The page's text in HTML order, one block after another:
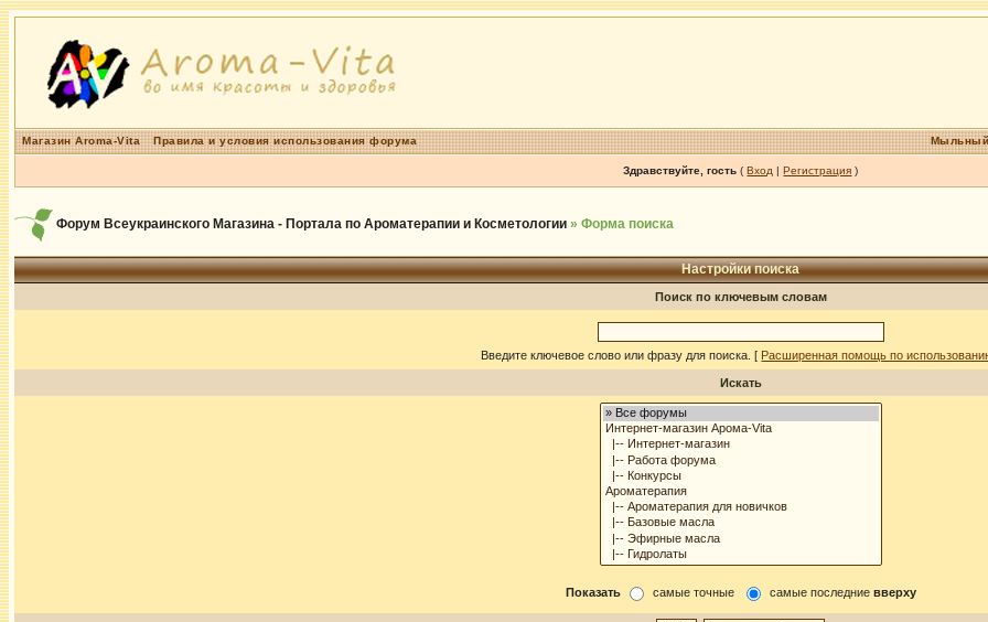
Магазин Aroma-Vita Правила и условия использования форума Мыльный
Здравствуйте, гость (Вход |Регистрация )
Форум Всеукраинского Магазина - Портала по Ароматерапии и Косметологии » Форма поиска
Настройки поиска
Поиск по ключевым словам
Введите ключевое слово или фразу для поиска. [ Расширенная помощь по
Искать
Показать самые точные самые последние вверху